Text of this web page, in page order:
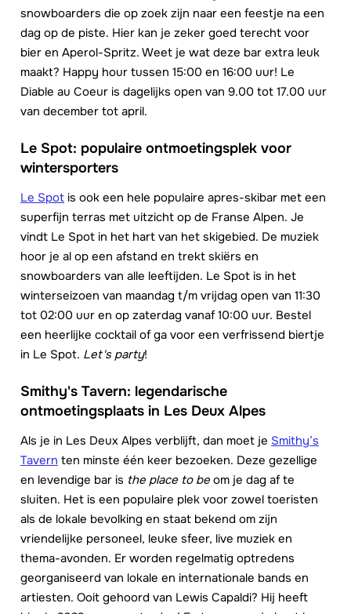
snowboarders die op zoek zijn naar een feestje na een
dag op de piste. Hier kan je zeker goed terecht voor
bier en Aperol-Spritz. Weet je wat deze bar extra leuk
maakt? Happy hour tussen 15:00 en 16:00 uur! Le
Diable au Coeur is dagelijks open van 9.00 tot 17.00 uur
van december tot april.
Le Spot: populaire ontmoetingsplek voor
wintersporters
Le Spot is ook een hele populaire apres-skibar met een
superfijn terras met uitzicht op de Franse Alpen. Je
vindt Le Spot in het hart van het skigebied. De muziek
hoor je al op een afstand en trekt skiërs en
snowboarders van alle leeftijden. Le Spot is in het
winterseizoen van maandag t/m vrijdag open van 11:30
tot 02:00 uur en op zaterdag vanaf 10:00 uur. Bestel
een heerlijke cocktail of ga voor een verfrissend biertje
in Le Spot. Let's party!
Smithy's Tavern: legendarische
ontmoetingsplaats in Les Deux Alpes
Als je in Les Deux Alpes verblijft, dan moet je Smithy’s
Tavern ten minste één keer bezoeken. Deze gezellige
en levendige bar is the place to be om je dag af te
sluiten. Het is een populaire plek voor zowel toeristen
als de lokale bevolking en staat bekend om zijn
vriendelijke personeel, leuke sfeer, live muziek en
thema-avonden. Er worden regelmatig optredens
georganiseerd van lokale en internationale bands en
artiesten. Ooit gehoord van Lewis Capaldi? Hij heeft